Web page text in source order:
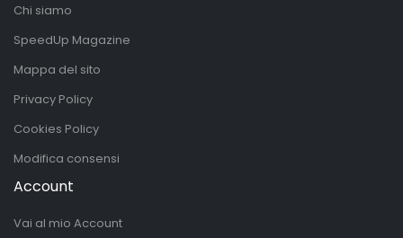
Chi siamo
SpeedUp Magazine
Mappa del sito
Privacy Policy
Cookies Policy
Modifica consensi
Account
Vai al mio Account